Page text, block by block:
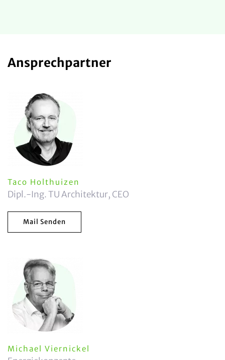
Ansprechpartner
Taco Holthuizen
Dipl.-Ing. TU Architektur, CEO
Mail Senden
Michael Viernickel